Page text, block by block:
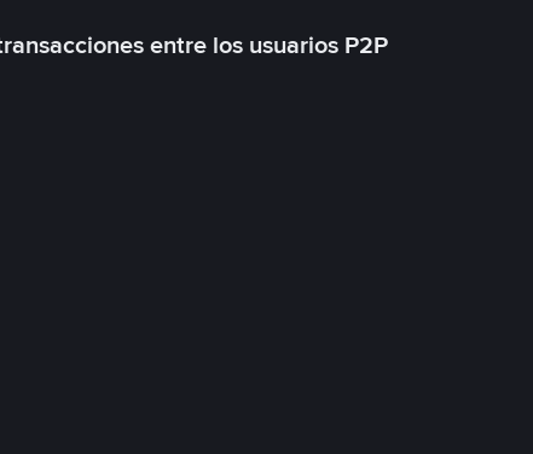
entre los usuarios P2P